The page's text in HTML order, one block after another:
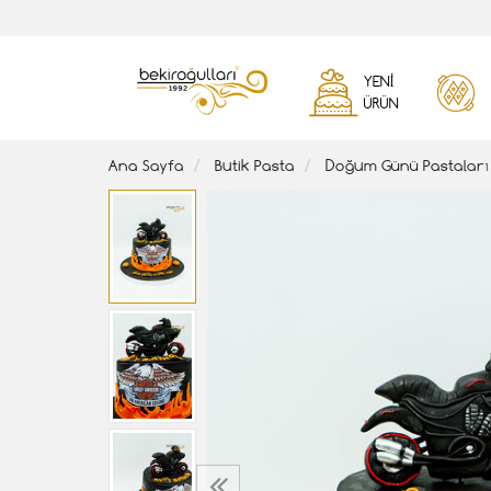
YENI
ÜRÜN
Ana Sayfa Butik Pasta Doğum Günü Pastaları